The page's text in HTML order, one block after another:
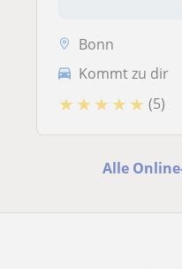
Bonn
Kommt zu dir
★ ★ ★ ★ ★ (5)
Alle